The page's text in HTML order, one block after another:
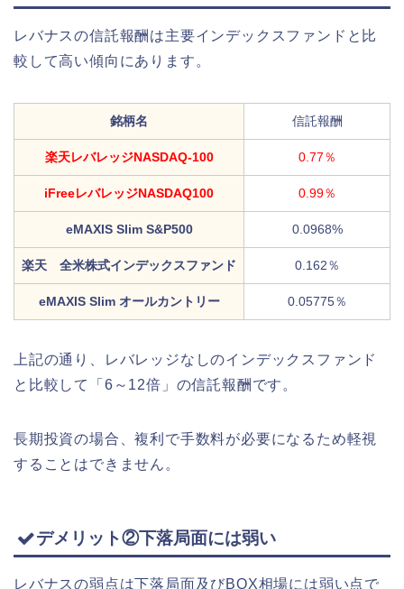
レバナスの信託報酬は主要インデックスファンドと比
較して高い傾向にあります。
銘柄名 信託報酬
楽天レバレッジNASDAQ-100 0.77％
iFreeレバレッジNASDAQ100 0.99％
eMAXIS Slim S&P500 0.0968%
楽天 全米株式インデックスファンド 0.162％
eMAXIS Slim オールカントリー 0.05775％
上記の通り、レバレッジなしのインデックスファンド
と比較して「6～12倍」の信託報酬です。
長期投資の場合、複利で手数料が必要になるため軽視
することはできません。
デメリット②下落局面には弱い
レバナスの弱点は下落局面及びBOX相場には弱い点で